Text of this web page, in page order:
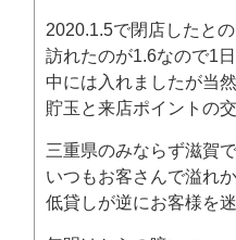
2020.1.5で閉店したとの
訪れたのが1.6なので1
中には入れましたが当
貯玉と来店ポイントの
三重県のみならず滋賀
いつもお客さんで溢れ
低貸しが逆にお客様を